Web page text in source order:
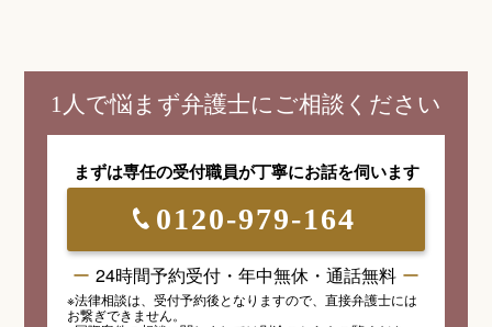
1人で悩まず弁護士にご相談ください
まずは専任の受付職員が丁寧にお話を伺います
0120-979-164
24時間予約受付・年中無休・通話無料
※法律相談は、受付予約後となりますので、 直接弁護士には
お繋ぎできません。